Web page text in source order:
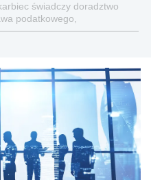
świadczy doradztwo
podatkowego,
i karnego.